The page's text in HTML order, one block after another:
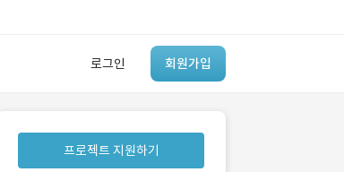
로그인 회원가입
유사사례 검색 AI
‘이런 거’ 만들어본
프로젝트 지원하기